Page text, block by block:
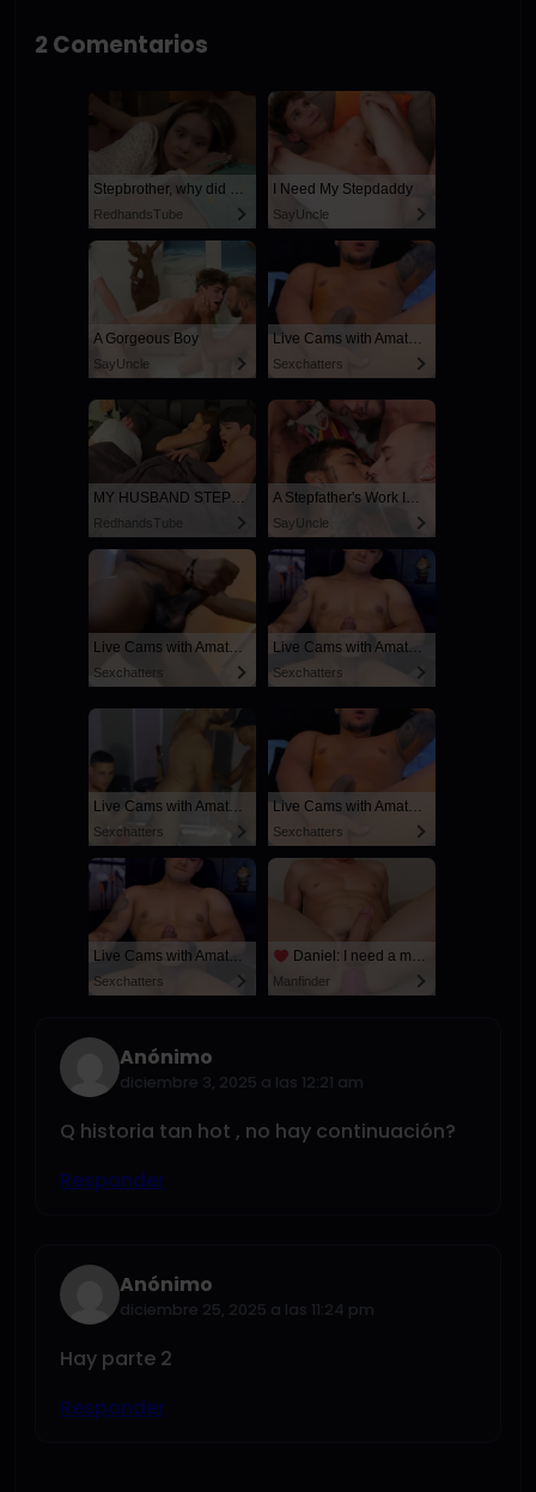
2 Comentarios
Stepbrother, why did you show me your dick? Now I want to fuck you with my wet pussy
RedhandsTube
I Need My Stepdaddy
SayUncle
A Gorgeous Boy
SayUncle
Live Cams with Amateur Men
Sexchatters
MY HUSBAND STEPSON MISTAKENLY GIVES ME IN THE ASS
RedhandsTube
A Stepfather's Work Is Never Done
SayUncle
Live Cams with Amateur Men
Sexchatters
Live Cams with Amateur Men
Sexchatters
Live Cams with Amateur Men
Sexchatters
Live Cams with Amateur Men
Sexchatters
Live Cams with Amateur Men
Sexchatters
Daniel: I need a man for a spicy night...
Manfinder
Anónimo
diciembre 3, 2025 a las 12:21 am
Q historia tan hot , no hay continuación?
Responder
Anónimo
diciembre 25, 2025 a las 11:24 pm
Hay parte 2
Responder